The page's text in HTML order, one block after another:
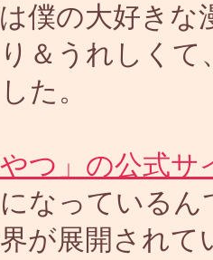
僕の大好き
＆うれしく
た。
つ」の公式サ
なっている
が展開され